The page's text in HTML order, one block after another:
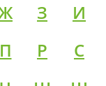
З
И
П Р
С